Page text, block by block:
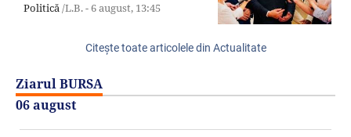
Politică/L.B. -6 august, 13:45
Citeşte toate articolele din Actualitate
Ziarul BURSA
06 august